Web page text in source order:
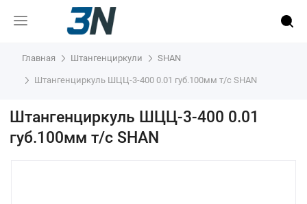
Главная Штангенциркули SHAN
Штангенциркуль ШЦЦ-3-400 0.01 губ.100мм т/с SHAN
Штангенциркуль ШЦЦ-3-400 0.01
губ.100мм т/с SHAN